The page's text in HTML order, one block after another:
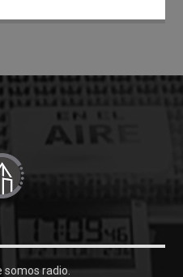
somos radio.